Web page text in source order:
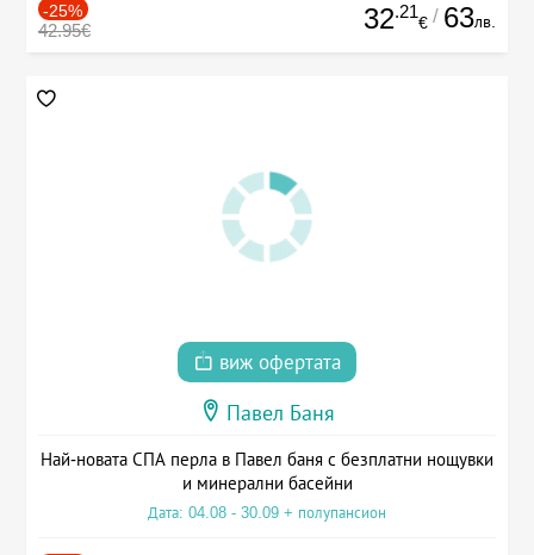
-25%
42.95€ 32.21
€ / 63лв.
виж офертата
Павел Баня
Най-новата СПА перла в Павел баня с безплатни нощувки
и минерални басейни
Дата: 04.08 - 30.09 + полупансион